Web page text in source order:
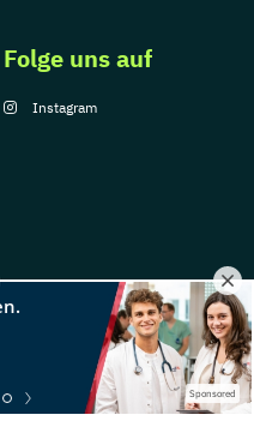
Sponsored
Folge uns auf
Instagram
Nutzungsbedingungen